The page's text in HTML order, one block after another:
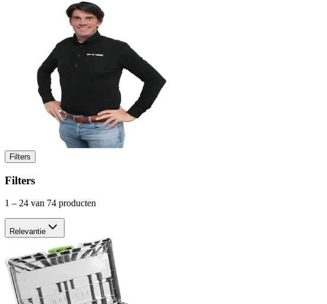
Filters
Filters
1 – 24 van 74 producten
Relevantie